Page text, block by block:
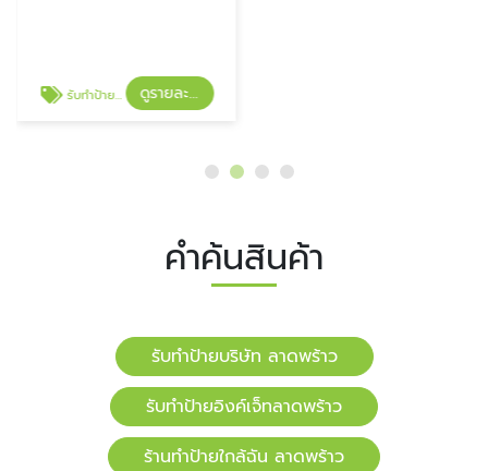
รับทำป้ายอิงค์เจ็ทลาดพร้าว ดูรายละเอียด
คำค้นสินค้า
รับทำป้ายบริษัท ลาดพร้าว
รับทำป้ายอิงค์เจ็ทลาดพร้าว
ร้านทำป้ายใกล้ฉัน ลาดพร้าว